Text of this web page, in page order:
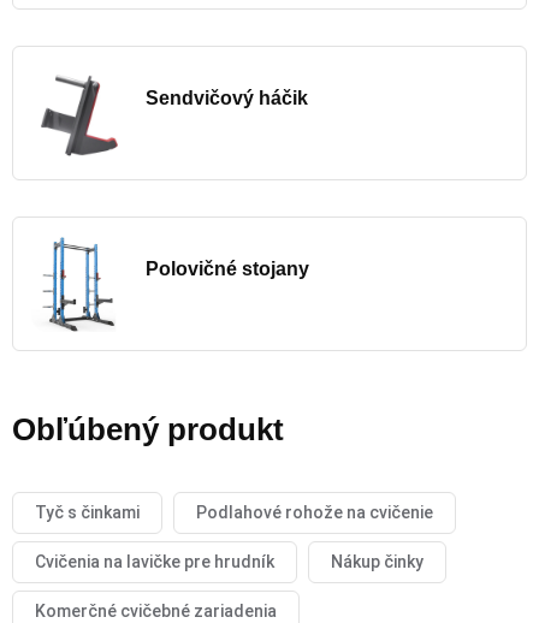
Sendvičový háčik
Polovičné stojany
Obľúbený produkt
Tyč s činkami Podlahové rohože na cvičenie
Cvičenia na lavičke pre hrudník Nákup činky
Komerčné cvičebné zariadenia